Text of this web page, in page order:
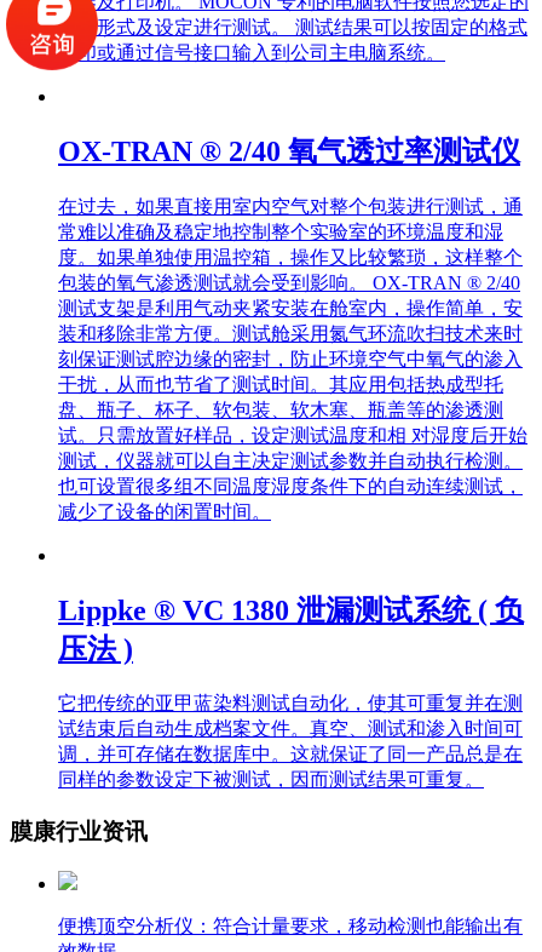
视器及打印机。 MOCON 专利的电脑软件按照您选定的
检测形式及设定进行测试。 测试结果可以按固定的格式
打印或通过信号接口输入到公司主电脑系统。
OX-TRAN ® 2/40 氧气透过率测试仪
在过去，如果直接用室内空气对整个包装进行测试，通
常难以准确及稳定地控制整个实验室的环境温度和湿
度。如果单独使用温控箱，操作又比较繁琐，这样整个
包装的氧气渗透测试就会受到影响。 OX-TRAN ® 2/40
测试支架是利用气动夹紧安装在舱室内，操作简单，安
装和移除非常方便。测试舱采用氮气环流吹扫技术来时
刻保证测试腔边缘的密封，防止环境空气中氧气的渗入
干扰，从而也节省了测试时间。其应用包括热成型托
盘、瓶子、杯子、软包装、软木塞、瓶盖等的渗透测
试。只需放置好样品，设定测试温度和相 对湿度后开始
测试，仪器就可以自主决定测试参数并自动执行检测。
也可设置很多组不同温度湿度条件下的自动连续测试，
减少了设备的闲置时间。
Lippke ® VC 1380 泄漏测试系统 ( 负
压法 )
它把传统的亚甲蓝染料测试自动化，使其可重复并在测
试结束后自动生成档案文件。真空、测试和渗入时间可
调，并可存储在数据库中。这就保证了同一产品总是在
同样的参数设定下被测试，因而测试结果可重复。
膜康行业资讯
便携顶空分析仪：符合计量要求，移动检测也能输出有